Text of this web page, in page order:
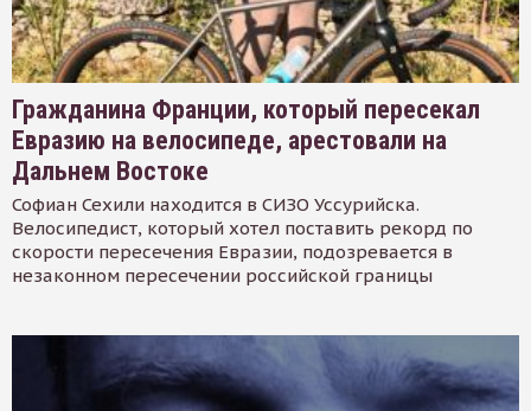
Гражданина Франции, который пересекал
Евразию на велосипеде, арестовали на
Дальнем Востоке
Софиан Сехили находится в СИЗО Уссурийска.
Велосипедист, который хотел поставить рекорд по
скорости пересечения Евразии, подозревается в
незаконном пересечении российской границы